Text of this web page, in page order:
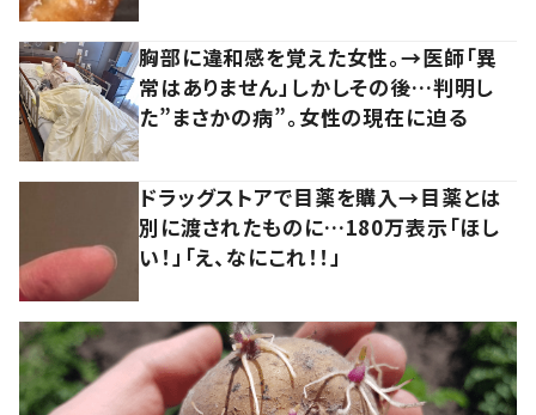
胸部に違和感を覚えた女性。→医師「異
常はありません」しかしその後…判明し
た”まさかの病”。女性の現在に迫る
ドラッグストアで目薬を購入→目薬とは
別に渡されたものに…180万表示「ほし
い！」「え、なにこれ！！」